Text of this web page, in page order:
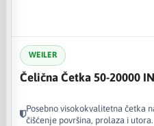
WEILER
Čelična Četka 50-20000
Posebno visokokvalitetna četka
čišćenje površina, prolaza i utora.